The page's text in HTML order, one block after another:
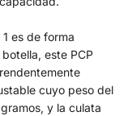
es de forma
este PCP
cuyo peso del
y la culata